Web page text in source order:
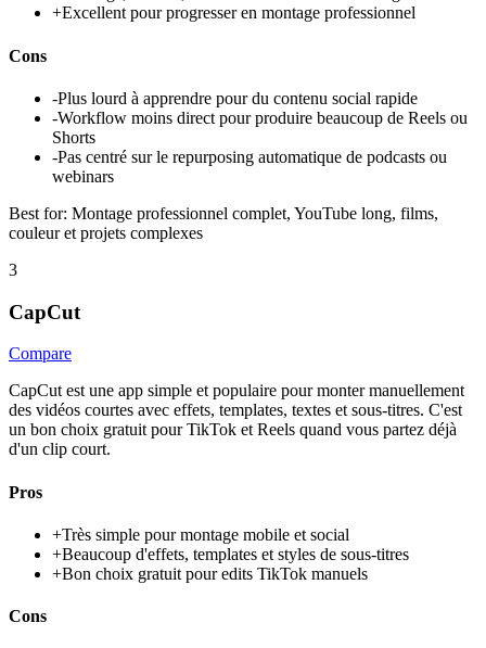
+Excellent pour progresser en montage professionnel
Cons
-Plus lourd à apprendre pour du contenu social rapide
-Workflow moins direct pour produire beaucoup de Reels ou
Shorts
-Pas centré sur le repurposing automatique de podcasts ou
webinars
Best for: Montage professionnel complet, YouTube long, films,
couleur et projets complexes
3
CapCut
Compare
CapCut est une app simple et populaire pour monter manuellement
des vidéos courtes avec effets, templates, textes et sous-titres. C'est
un bon choix gratuit pour TikTok et Reels quand vous partez déjà
d'un clip court.
Pros
+Très simple pour montage mobile et social
+Beaucoup d'effets, templates et styles de sous-titres
+Bon choix gratuit pour edits TikTok manuels
Cons